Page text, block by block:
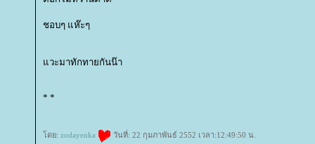
ชอบๆ แห๊ะๆ
วะมาทักทายกันน๊า
* *
ดย: zodayenka วันที่: 22 กุมภาพันธ์ 2552 เวลา:12:49:50 น.